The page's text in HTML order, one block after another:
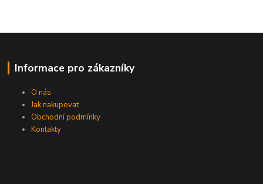
Informace pro zákazníky
O nás
Jak nakupovat
Obchodní podmínky
Kontakty